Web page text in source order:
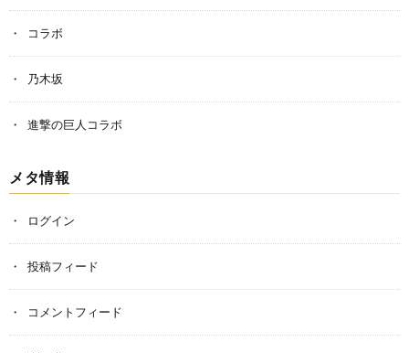
コラボ
乃木坂
進撃の巨人コラボ
メタ情報
ログイン
投稿フィード
コメントフィード